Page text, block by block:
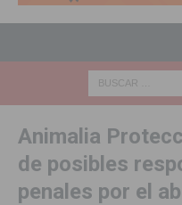
Animalia
de posibles
penales por el